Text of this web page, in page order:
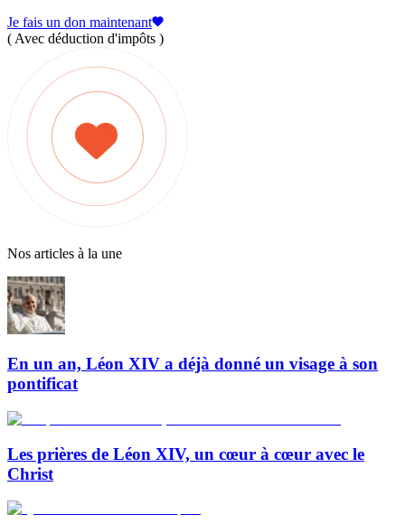
Je fais un don maintenant
( Avec déduction d'impôts )
Nos articles à la une
En un an, Léon XIV a déjà donné un visage à son
pontificat
Les prières de Léon XIV, un cœur à cœur avec le
Christ